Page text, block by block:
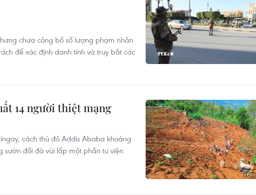
chưa công bố số lượng phạm nhân
để xác định danh tính và truy bắt các
14 người thiệt mạng
cách thủ đô Addis Ababa khoảng
đồi đã vùi lấp một phần tu viện